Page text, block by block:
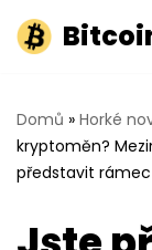
Přeskočit
obsah
Domů » Horké
kryptoměn?
představit rámec